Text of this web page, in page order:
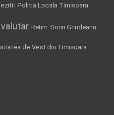
Politia Locala Timisoara
Retim Sorin Grindeanu
de Vest din Timisoara